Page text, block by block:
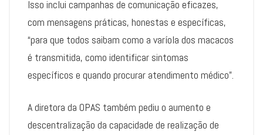
Isso inclui campanhas de comunicação eficazes,
com mensagens práticas, honestas e específicas,
“para que todos saibam como a varíola dos macacos
é transmitida, como identificar sintomas
específicos e quando procurar atendimento médico”.
A diretora da OPAS também pediu o aumento e
descentralização da capacidade de realização de